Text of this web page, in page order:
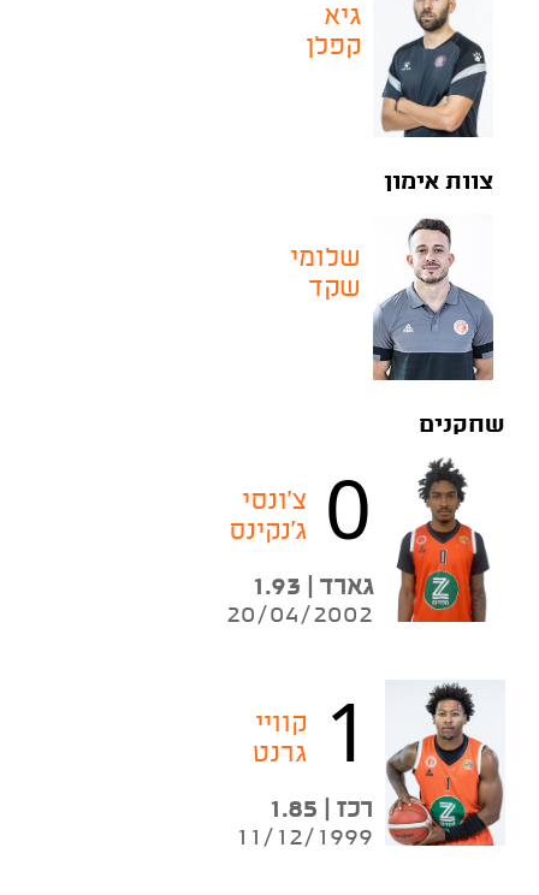
גיא
קפלן
צוות אימון
שלומי
שקד
שחקנים
0
צ'ונסי
ג'נקינס
גארד | 1.93
20/04/2002
1
קוויי
גרנט
רכז | 1.85
11/12/1999